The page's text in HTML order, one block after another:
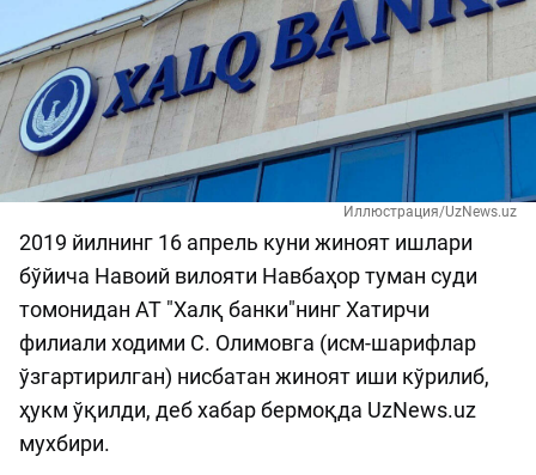
Иллюстрация/UzNews.uz
2019 йилнинг 16 апрель куни жиноят ишлари
бўйича Навоий вилояти Навбаҳор туман суди
томонидан АТ "Халқ банки"нинг Хатирчи
филиали ходими С. Олимовга (исм-шарифлар
ўзгартирилган) нисбатан жиноят иши кўрилиб,
ҳукм ўқилди, деб хабар бермоқда UzNews.uz
мухбири.